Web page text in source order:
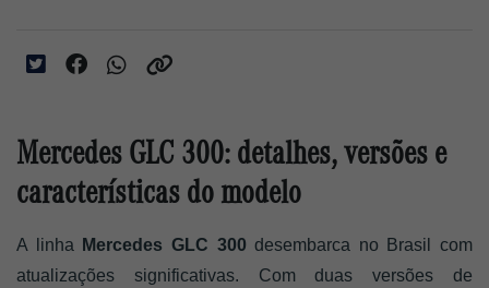
Mercedes GLC 300: detalhes, versões e
características do modelo
A linha Mercedes GLC 300 desembarca no Brasil com
atualizações significativas. Com duas versões de